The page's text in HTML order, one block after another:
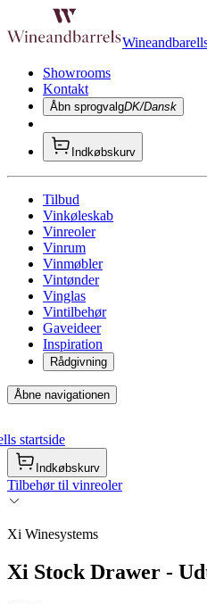
Showrooms
Kontakt
Åbn sprogvalgDK/Dansk
Indkøbskurv
Tilbud
Vinkøleskab
Vinreoler
Vinrum
Vinmøbler
Vintønder
Vinglas
Vintilbehør
Gaveideer
Inspiration
Rådgivning
Åbne navigationen
startside
Indkøbskurv
Tilbehør til vinreoler
Xi Winesystems
Xi Stock Drawer -